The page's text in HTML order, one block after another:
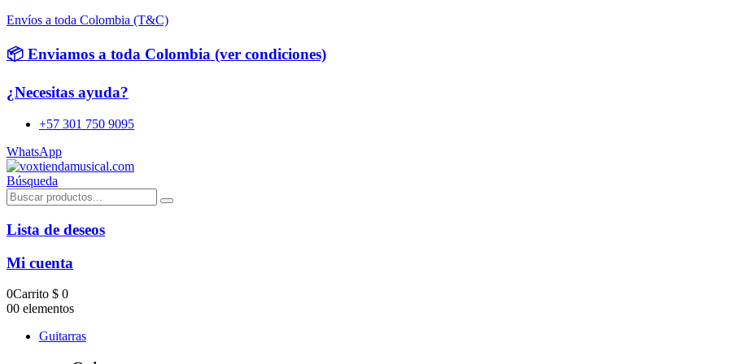
Envíos a toda Colombia (T&C)
📦 Enviamos a toda Colombia (ver condiciones)
¿Necesitas ayuda?
+57 301 750 9095
WhatsApp
Búsqueda
Lista de deseos
Mi cuenta
0Carrito $ 0
00 elementos
Guitarras